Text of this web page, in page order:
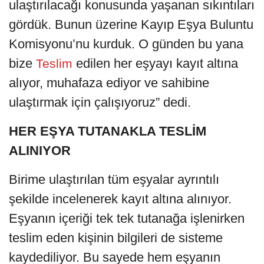
ulaştırılacağı konusunda yaşanan sıkıntıları
gördük. Bunun üzerine Kayıp Eşya Buluntu
Komisyonu’nu kurduk. O günden bu yana
bize Teslim edilen her eşyayı kayıt altına
alıyor, muhafaza ediyor ve sahibine
ulaştırmak için çalışıyoruz” dedi.
HER EŞYA TUTANAKLA TESLİM
ALINIYOR
Birime ulaştırılan tüm eşyalar ayrıntılı
şekilde incelenerek kayıt altına alınıyor.
Eşyanın içeriği tek tek tutanağa işlenirken
teslim eden kişinin bilgileri de sisteme
kaydediliyor. Bu sayede hem eşyanın